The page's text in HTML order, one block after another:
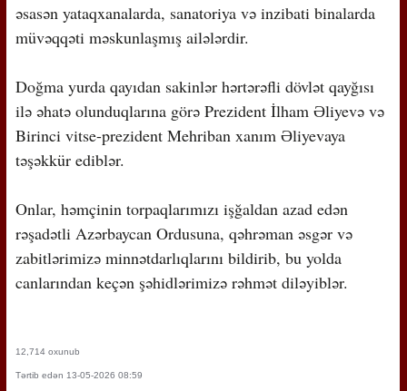
əsasən yataqxanalarda, sanatoriya və inzibati binalarda
müvəqqəti məskunlaşmış ailələrdir.
Doğma yurda qayıdan sakinlər hərtərəfli dövlət qayğısı
ilə əhatə olunduqlarına görə Prezident İlham Əliyevə və
Birinci vitse-prezident Mehriban xanım Əliyevaya
təşəkkür ediblər.
Onlar, həmçinin torpaqlarımızı işğaldan azad edən
rəşadətli Azərbaycan Ordusuna, qəhrəman əsgər və
zabitlərimizə minnətdarlıqlarını bildirib, bu yolda
canlarından keçən şəhidlərimizə rəhmət diləyiblər.
12,714 oxunub
Tərtib edən 13-05-2026 08:59